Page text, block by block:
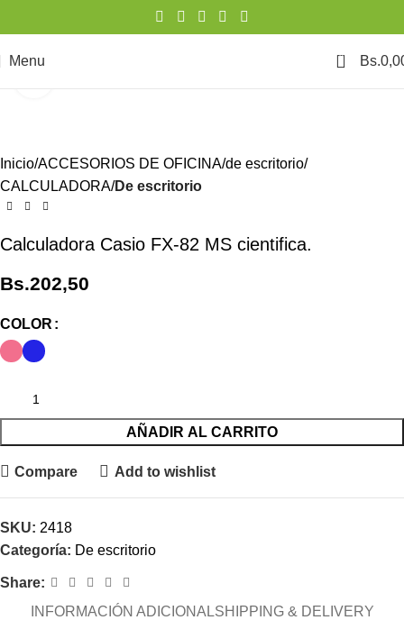
Menu 0 Bs.
Inicio ACCESORIOS DE OFICINA de escritorio
CALCULADORA De escritorio
Calculadora Casio FX-82 MS cientifica.
Bs.202,50
COLOR
AÑADIR AL CARRITO
Compare Add to wishlist
SKU: 2418
Categoría: De escritorio
Share:
INFORMACIÓN ADICIONALSHIPPING & DELIVERY